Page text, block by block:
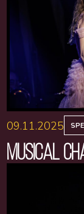
09.11.2025
MUSICAL